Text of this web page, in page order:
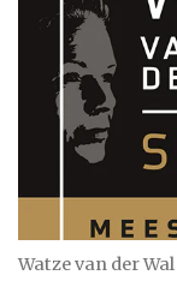
statige
ook talloze
speciale
Een
het kopen
collectie,
Watze van der